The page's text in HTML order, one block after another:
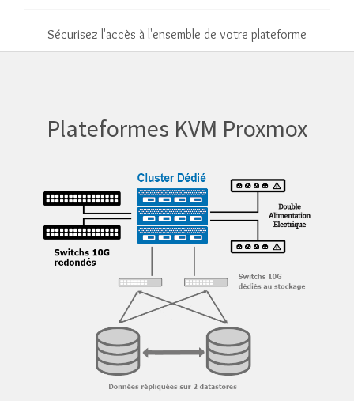
Sécurisez l'accès à l'ensemble de votre plateforme
Plateformes KVM Proxmox